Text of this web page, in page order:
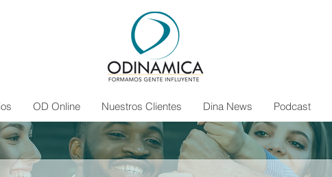
OD Online Nuestros Clientes Dina News Podcast